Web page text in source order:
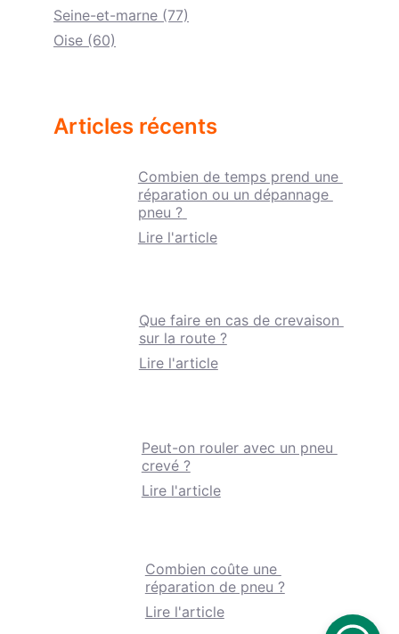
Seine-et-marne (77)
Oise (60)
Articles récents
Combien de temps prend une
réparation ou un dépannage
pneu ?
Lire l'article
Que faire en cas de crevaison
sur la route ?
Lire l'article
Peut-on rouler avec un pneu
crevé ?
Lire l'article
Combien coûte une
réparation de pneu ?
Lire l'article